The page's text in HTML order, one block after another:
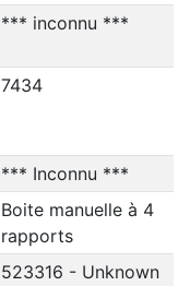
*** inconnu ***
7434
*** Inconnu ***
Boite manuelle à 4
rapports
523316 - Unknown